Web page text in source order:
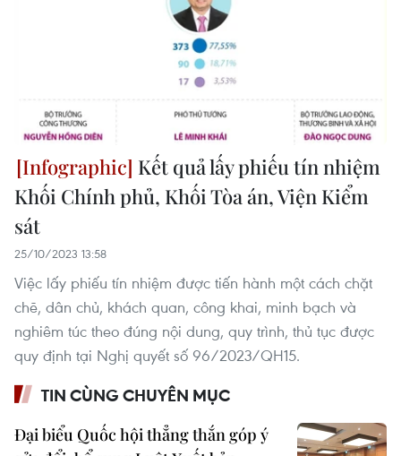
Kết quả lấy phiếu tín nhiệm
Khối Chính phủ, Khối Tòa án, Viện Kiểm
sát
25/10/2023 13:58
Việc lấy phiếu tín nhiệm được tiến hành một cách chặt
chẽ, dân chủ, khách quan, công khai, minh bạch và
nghiêm túc theo đúng nội dung, quy trình, thủ tục được
quy định tại Nghị quyết số 96/2023/QH15.
TIN CÙNG CHUYÊN MỤC
Đại biểu Quốc hội thẳng thắn góp ý